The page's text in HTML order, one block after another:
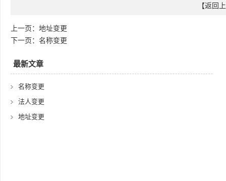
【返回
上一页： 地址变更
下一页： 名称变更
最新文章
名称变更
法人变更
地址变更